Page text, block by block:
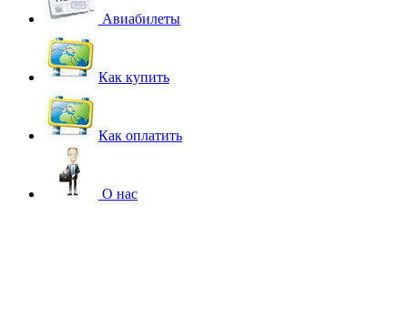
Авиабилеты
Как купить
Как оплатить
О нас